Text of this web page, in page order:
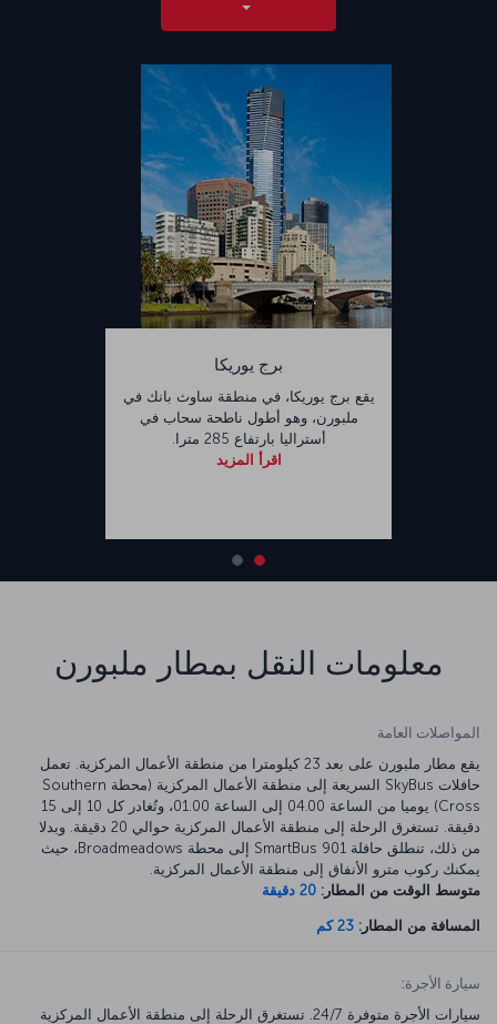
برج يوريكا
يقع برج يوريكا، في منطقة ساوث بانك في
ملبورن، وهو أطول ناطحة سحاب في
أستراليا بارتفاع 285 مترا.
اقرأ المزيد
معلومات النقل بمطار ملبورن
المواصلات العامة
يقع مطار ملبورن على بعد 23 كيلومترا من منطقة الأعمال المركزية. تعمل
حافلات SkyBus السريعة إلى منطقة الأعمال المركزية (محطة Southern
Cross) يوميا من الساعة 04.00 إلى الساعة 01.00، وتُغادر كل 10 إلى 15
دقيقة. تستغرق الرحلة إلى منطقة الأعمال المركزية حوالي 20 دقيقة. وبدلا
من ذلك، تنطلق حافلة SmartBus 901 إلى محطة Broadmeadows، حيث
يمكنك ركوب مترو الأنفاق إلى منطقة الأعمال المركزية.
متوسط الوقت من المطار: 20 دقيقة
المسافة من المطار: 23 كم
سيارة الأجرة:
سيارات الأجرة متوفرة 24/7. تستغرق الرحلة إلى منطقة الأعمال المركزية